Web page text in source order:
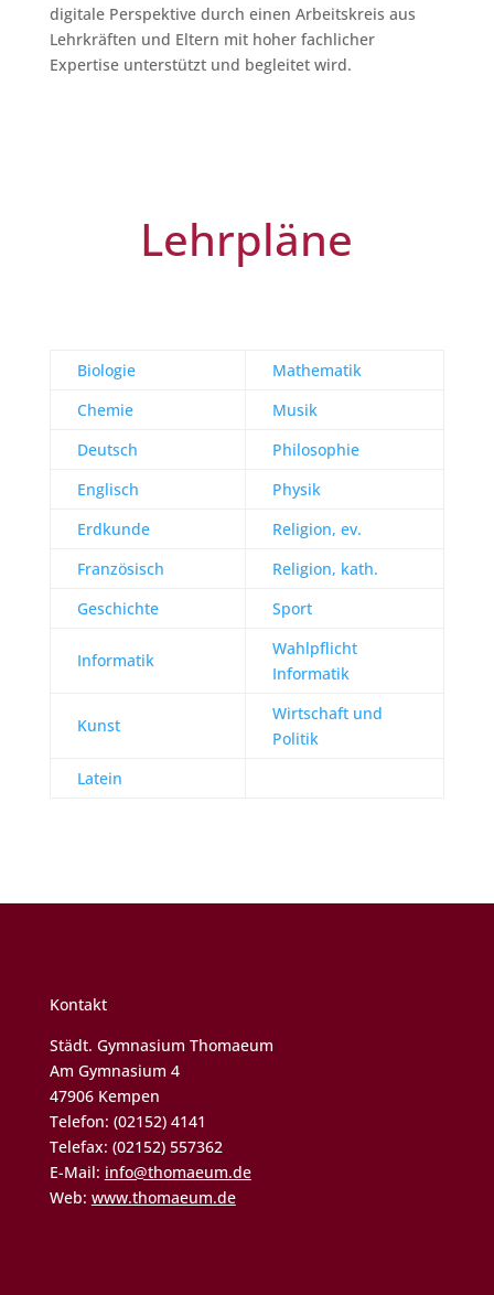
digitale Perspektive durch einen Arbeitskreis aus
Lehrkräften und Eltern mit hoher fachlicher
Expertise unterstützt und begleitet wird.
Lehrpläne
Biologie
Mathematik
Chemie
Musik
Deutsch
Philosophie
Englisch
Physik
Erdkunde
Religion, ev.
Französisch
Religion, kath.
Geschichte
Sport
Informatik
Wahlpflicht
Informatik
Kunst
Wirtschaft und
Politik
Latein
Kontakt
Städt. Gymnasium Thomaeum
Am Gymnasium 4
47906 Kempen
Telefon: (02152) 4141
Telefax: (02152) 557362
E-Mail: info@thomaeum.de
Web: www.thomaeum.de